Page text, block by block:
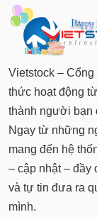
Vietstock –
thức hoạt động
thành người bạn
Ngay từ những
mang đến hệ
– cập nhật – đầy
và tự tin đưa ra
mình.
tài
chính
Dữ
liệu
tài
chính